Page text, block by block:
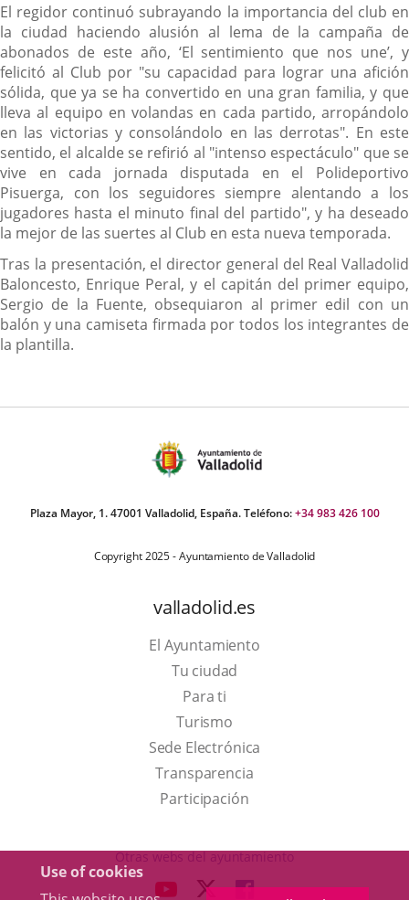
Use of cookies
El regidor continuó subrayando la importancia del club en
la ciudad haciendo alusión al lema de la campaña de
abonados de este año, ‘El sentimiento que nos une’, y
felicitó al Club por "su capacidad para lograr una afición
sólida, que ya se ha convertido en una gran familia, y que
lleva al equipo en volandas en cada partido, arropándolo
en las victorias y consolándolo en las derrotas". En este
sentido, el alcalde se refirió al "intenso espectáculo" que se
vive en cada jornada disputada en el Polideportivo
Pisuerga, con los seguidores siempre alentando a los
jugadores hasta el minuto final del partido", y ha deseado
la mejor de las suertes al Club en esta nueva temporada.
Tras la presentación, el director general del Real Valladolid
Baloncesto, Enrique Peral, y el capitán del primer equipo,
Sergio de la Fuente, obsequiaron al primer edil con un
balón y una camiseta firmada por todos los integrantes de
la plantilla.
Plaza Mayor, 1. 47001 Valladolid, España. Teléfono:+34 983 426 100
Copyright 2025 - Ayuntamiento de Valladolid
valladolid.es
El Ayuntamiento
Tu ciudad
Para ti
TurismoThis
link
will
open
a
Sede Electrónica
Transparencia
Participación
Otras webs del ayuntamiento
LINK LINKLINK